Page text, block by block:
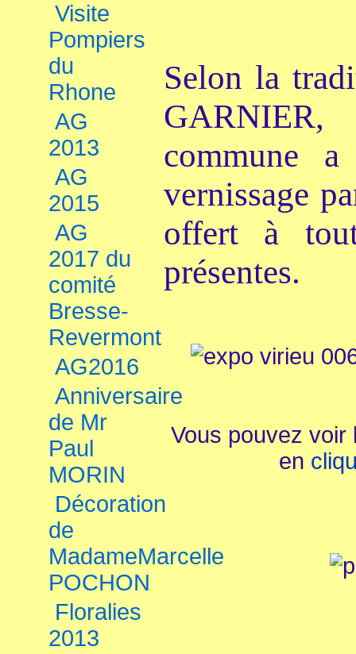
Visite
Pompiers
du
Rhone
AG
2013
AG
2015
AG
2017 du
comité
Bresse-
Revermont
AG2016
Anniversaire
de Mr
Paul
MORIN
Décoration
de
MadameMarcelle
POCHON
Floralies
2013
Selon la
commune
vernissage
offert à
présentes.
Vous pouvez voir
en